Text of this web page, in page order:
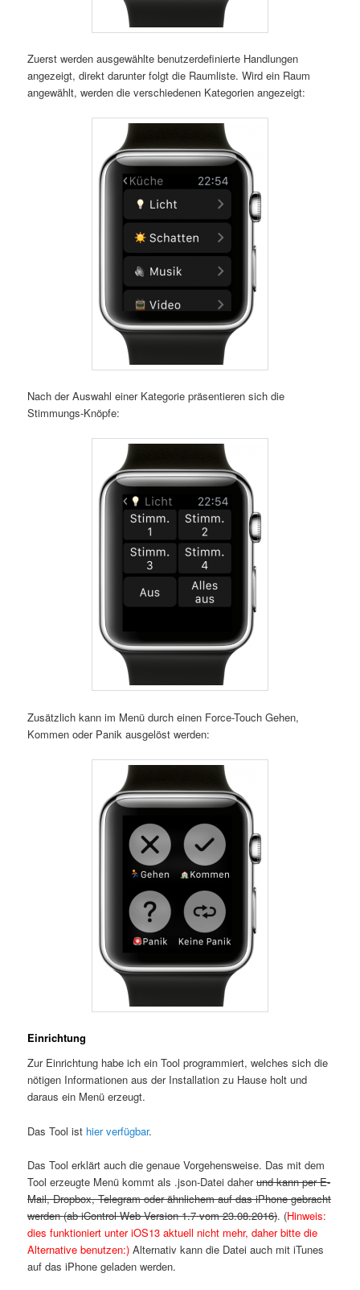
Zuerst werden ausgewählte benutzerdefinierte Handlungen
angezeigt, direkt darunter folgt die Raumliste. Wird ein Raum
angewählt, werden die verschiedenen Kategorien angezeigt:
Nach der Auswahl einer Kategorie präsentieren sich die
Stimmungs-Knöpfe:
Zusätzlich kann im Menü durch einen Force-Touch Gehen,
Kommen oder Panik ausgelöst werden:
Einrichtung
Zur Einrichtung habe ich ein Tool programmiert, welches sich die
nötigen Informationen aus der Installation zu Hause holt und
daraus ein Menü erzeugt.
Das Tool ist hier verfügbar.
Das Tool erklärt auch die genaue Vorgehensweise. Das mit dem
Tool erzeugte Menü kommt als .json-Datei daherund kann per E-
Mail, Dropbox, Telegram oder ähnlichem auf das iPhone gebracht
werden (ab iControl Web Version 1.7 vom 23.08.2016). (Hinweis:
dies funktioniert unter iOS13 aktuell nicht mehr, daher bitte die
Alternative benutzen:) Alternativ kann die Datei auch mit iTunes
auf das iPhone geladen werden.